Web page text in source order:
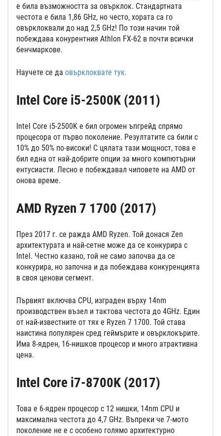
е била възможността за овърклок. Стандартната
честота е била 1,86 GHz, но често, хората са го
овърклоквали до над 2,5 GHz! По този начин той
побеждава конурентния Athlon FX-62 в почти всички
бенчмаркове.
Научете се да овърклоквате тук.
Intel Core i5-2500K (2011)
Intel Core i5-2500K е бил огромен ъпгрейд спрямо
процесора от първо поколение. Резултатите са били с
10% до 50% по-високи! С цялата тази мощност, това е
бил една от най-добрите опции за много компютърни
ентусиасти. Лесно е побеждавал чиповете на AMD от
онова време.
AMD Ryzen 7 1700 (2017)
През 2017 г. се ражда AMD Ryzen. Той донася Zen
архитектурата и най-сетне може да се конкурира с
Intel. Честно казано, той не само започва да се
конкурира, но започна и да побеждава конкуренцията
в своя ценови сегмент.
Първият включва CPU, изграден върху 14nm
производствен възел и тактова честота до 4GHz. Един
от най-известните от тях е Ryzen 7 1700. Той става
наистина популярен сред геймърите и овърклокърите.
Има 8-ядрен, 16-нишков процесор и много атрактивна
цена.
Intel Core i7-8700K (2017)
Това е 6-ядрен процесор с 12 нишки, 14nm CPU и
максимална честота до 4,7 GHz. Въпреки че 7-мото
поколение не е с особено голямо архитектурно